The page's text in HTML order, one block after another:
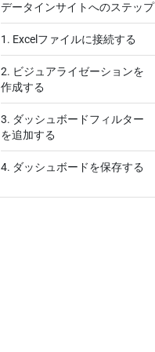
データインサイトへのステップ
1. Excelファイルに接続する
2. ビジュアライゼーションを
作成する
3. ダッシュボードフィルター
を追加する
4. ダッシュボードを保存する